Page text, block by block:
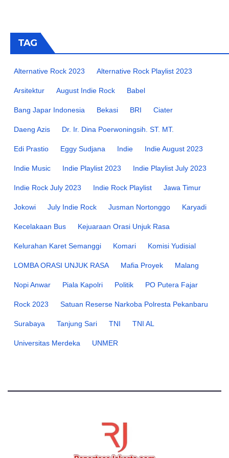
TAG
Alternative Rock 2023 Alternative Rock Playlist 2023
Arsitektur August Indie Rock Babel
Bang Japar Indonesia Bekasi BRI Ciater
Daeng Azis Dr. Ir. Dina Poerwoningsih. ST. MT.
Edi Prastio Eggy Sudjana Indie Indie August 2023
Indie Music Indie Playlist 2023 Indie Playlist July 2023
Indie Rock July 2023 Indie Rock Playlist Jawa Timur
Jokowi July Indie Rock Jusman Nortonggo Karyadi
Kecelakaan Bus Kejuaraan Orasi Unjuk Rasa
Kelurahan Karet Semanggi Komari Komisi Yudisial
LOMBA ORASI UNJUK RASA Mafia Proyek Malang
Nopi Anwar Piala Kapolri Politik PO Putera Fajar
Rock 2023 Satuan Reserse Narkoba Polresta Pekanbaru
Surabaya Tanjung Sari TNI TNI AL
Universitas Merdeka UNMER